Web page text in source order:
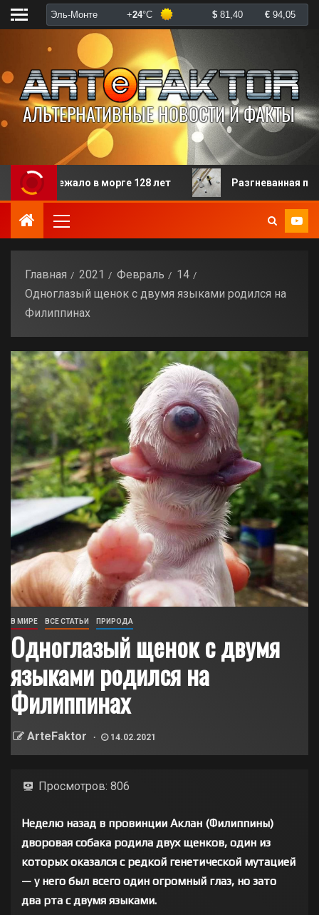
в морге 128 лет Разгневанная пациентка
Главная 2021 Февраль
14
Одноглазый щенок с двумя языками родился на
Филиппинах
В МИРЕ ВСЕ СТАТЬИ ПРИРОДА
Одноглазый щенок с двумя
языками родился на
Филиппинах
ArteFaktor 14.02.2021
Просмотров: 806
Неделю назад в провинции Аклан (Филиппины)
дворовая собака родила двух щенков, один из
которых оказался с редкой генетической мутацией
— у него был всего один огромный глаз, но зато
два рта с двумя языками.